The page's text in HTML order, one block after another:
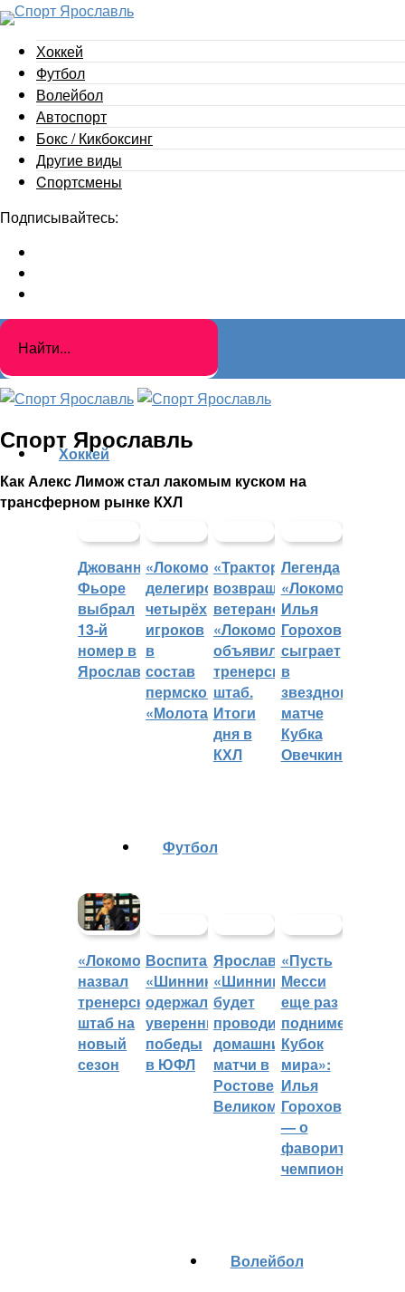
Хоккей
Футбол
Волейбол
Автоспорт
Бокс / Кикбоксинг
Другие виды
Cпортсмены
Подписывайтесь:
Спорт Ярославль
Как Алекс Лимож стал лакомым куском на
трансферном рынке КХЛ
Хоккей
Джованни
Фьоре
выбрал
13-й
номер в
Ярославле
«Локомотив»
делегировал
четырёх
игроков
в
состав
пермского
«Молота»
«Трактор»
возвращает
ветеранов,
«Локомотив»
объявил
тренерский
штаб.
Итоги
дня в
КХЛ
Легенда
«Локомотива»
Илья
Горохов
сыграет
в
звездном
матче
Кубка
Овечкина
«Локомотив»
назвал
тренерский
штаб на
новый
сезон
Футбол
Воспитанники
«Шинника»
одержали
уверенные
победы
в ЮФЛ
Ярославский
«Шинник»
будет
проводить
домашние
матчи в
Ростове
Великом
«Пусть
Месси
еще раз
поднимет
Кубок
мира»:
Илья
Горохов
— о
фаворитах
чемпионата
Волейбол